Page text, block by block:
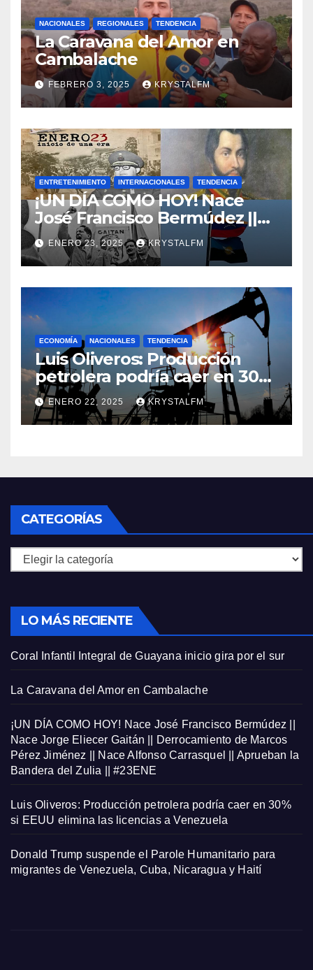
NACIONALES REGIONALES TENDENCIA
La Caravana del Amor en
Cambalache
FEBRERO 3, 2025 KRYSTALFM
ENTRETENIMIENTO INTERNACIONALES TENDENCIA
¡UN DÍA COMO HOY! Nace
José Francisco Bermúdez ||
Nace Jorge Eliecer Gaitán ||
Derrocamiento de Marcos
Pérez Jiménez || Nace
Alfonso Carrasquel ||
Aprueban la Bandera del
Zulia || #23ENE
ENERO 23, 2025 KRYSTALFM
ECONOMÍA NACIONALES TENDENCIA
Luis Oliveros: Producción
petrolera podría caer en 30%
si EEUU elimina las licencias a
Venezuela
ENERO 22, 2025 KRYSTALFM
CATEGORÍAS
Categorías
LO MÁS RECIENTE
Coral Infantil Integral de Guayana inicio gira por el sur
La Caravana del Amor en Cambalache
¡UN DÍA COMO HOY! Nace José Francisco Bermúdez ||
Nace Jorge Eliecer Gaitán || Derrocamiento de Marcos
Pérez Jiménez || Nace Alfonso Carrasquel || Aprueban la
Bandera del Zulia || #23ENE
Luis Oliveros: Producción petrolera podría caer en 30%
si EEUU elimina las licencias a Venezuela
Donald Trump suspende el Parole Humanitario para
migrantes de Venezuela, Cuba, Nicaragua y Haití